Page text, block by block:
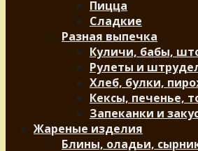
Пицца
Сладкие
Разная выпечка
Куличи, бабы,
Рулеты и
Хлеб, булки,
Кексы, печенье,
Запеканки и
Жареные изделия
Блины, оладьи,